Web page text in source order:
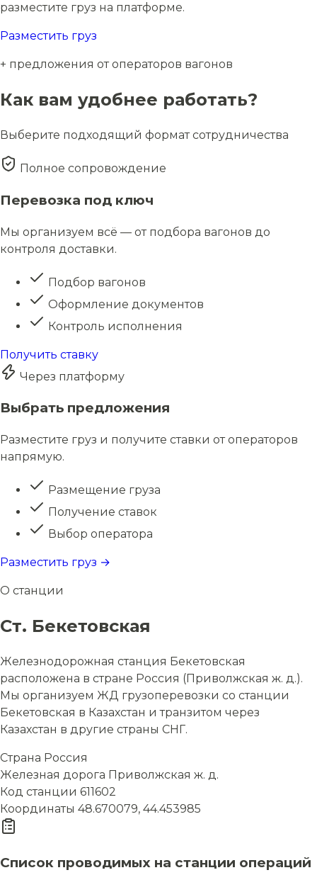
разместите груз на платформе.
Разместить груз
+ предложения от операторов вагонов
Как вам удобнее работать?
Выберите подходящий формат сотрудничества
Полное сопровождение
Перевозка под ключ
Мы организуем всё — от подбора вагонов до
контроля доставки.
Подбор вагонов
Оформление документов
Контроль исполнения
Получить ставку
Через платформу
Выбрать предложения
Разместите груз и получите ставки от операторов
напрямую.
Размещение груза
Получение ставок
Выбор оператора
Разместить груз →
О станции
Ст. Бекетовская
Железнодорожная станция Бекетовская
расположена в стране Россия (Приволжская ж. д.).
Мы организуем ЖД грузоперевозки со станции
Бекетовская в Казахстан и транзитом через
Казахстан в другие страны СНГ.
Страна Россия
Железная дорога Приволжская ж. д.
Код станции 611602
Координаты 48.670079, 44.453985
Список проводимых на станции операций